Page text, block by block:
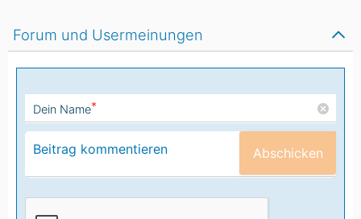
Forum und Usermeinungen
Dein Name*
Abschicken